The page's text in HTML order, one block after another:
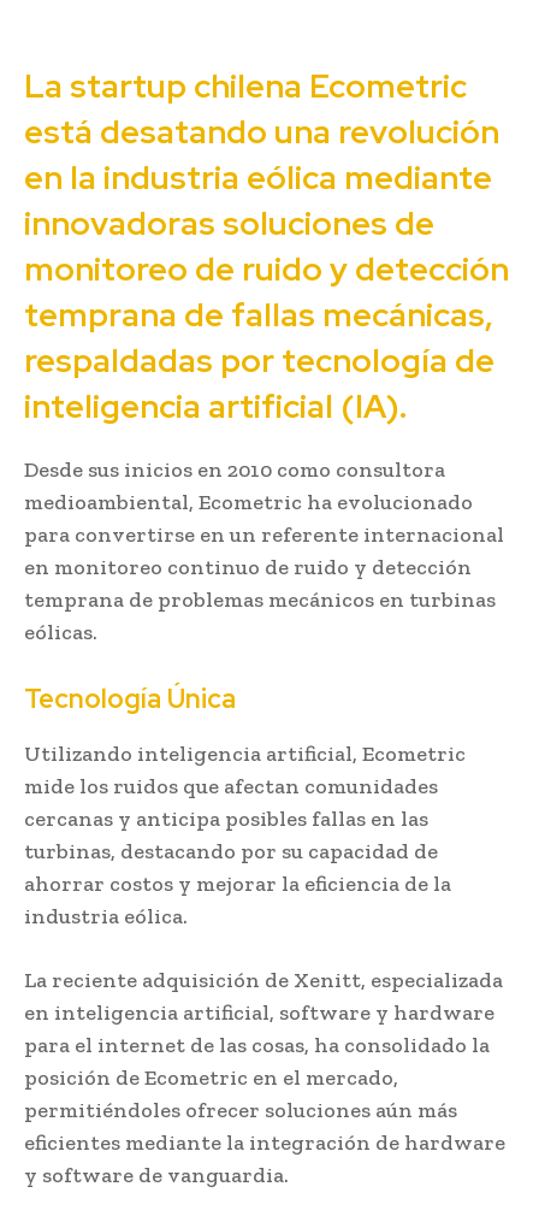
La startup chilena Ecometric
está desatando una revolución
en la industria eólica mediante
innovadoras soluciones de
monitoreo de ruido y detección
temprana de fallas mecánicas,
respaldadas por tecnología de
inteligencia artificial (IA).
Desde sus inicios en 2010 como consultora
medioambiental, Ecometric ha evolucionado
para convertirse en un referente internacional
en monitoreo continuo de ruido y detección
temprana de problemas mecánicos en turbinas
eólicas.
Tecnología Única
Utilizando inteligencia artificial, Ecometric
mide los ruidos que afectan comunidades
cercanas y anticipa posibles fallas en las
turbinas, destacando por su capacidad de
ahorrar costos y mejorar la eficiencia de la
industria eólica.
La reciente adquisición de Xenitt, especializada
en inteligencia artificial, software y hardware
para el internet de las cosas, ha consolidado la
posición de Ecometric en el mercado,
permitiéndoles ofrecer soluciones aún más
eficientes mediante la integración de hardware
y software de vanguardia.